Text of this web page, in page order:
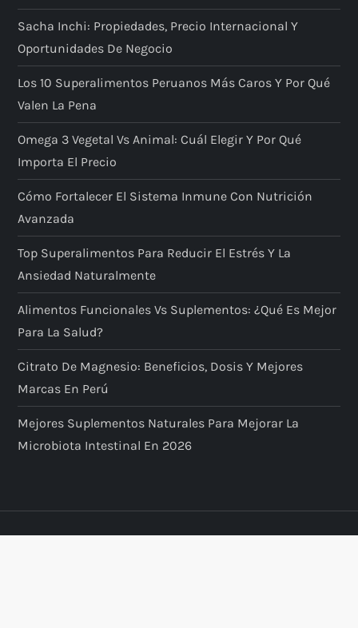
Sacha Inchi: Propiedades, Precio Internacional Y
Oportunidades De Negocio
Los 10 Superalimentos Peruanos Más Caros Y Por Qué
Valen La Pena
Omega 3 Vegetal Vs Animal: Cuál Elegir Y Por Qué
Importa El Precio
Cómo Fortalecer El Sistema Inmune Con Nutrición
Avanzada
Top Superalimentos Para Reducir El Estrés Y La
Ansiedad Naturalmente
Alimentos Funcionales Vs Suplementos: ¿qué Es Mejor
Para La Salud?
Citrato De Magnesio: Beneficios, Dosis Y Mejores
Marcas En Perú
Mejores Suplementos Naturales Para Mejorar La
Microbiota Intestinal En 2026